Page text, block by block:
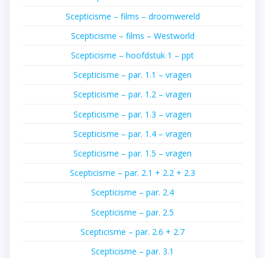
Scepticisme – films – droomwereld
Scepticisme – films – Westworld
Scepticisme – hoofdstuk 1 – ppt
Scepticisme – par. 1.1 – vragen
Scepticisme – par. 1.2 – vragen
Scepticisme – par. 1.3 – vragen
Scepticisme – par. 1.4 – vragen
Scepticisme – par. 1.5 – vragen
Scepticisme – par. 2.1 + 2.2 + 2.3
Scepticisme – par. 2.4
Scepticisme – par. 2.5
Scepticisme – par. 2.6 + 2.7
Scepticisme – par. 3.1